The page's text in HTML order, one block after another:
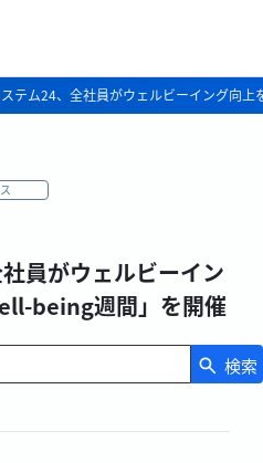
検索
テム24、全社員がウェルビーイング向
員がウェルビーイン
being週間」を開催
る環境づくりを目的に開催、